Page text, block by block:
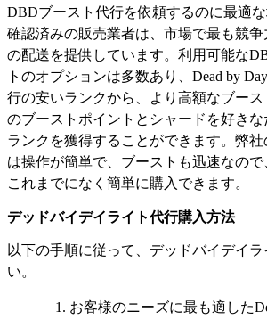
DBDブースト代行を依頼するのに最適
確認済みの販売業者は、市場で最も競
の配送を提供しています。利用可能な
トのオプションは多数あり、Dead by
行の安いランクから、より高額なブー
のブーストポイントとシャードを好き
ランクを獲得することができます。弊
は操作が簡単で、ブーストも迅速なの
これまでになく簡単に購入できます。
デッドバイデイライト代行購入方法
以下の手順に従って、デッドバイデイ
い。
お客様のニーズに最も適した